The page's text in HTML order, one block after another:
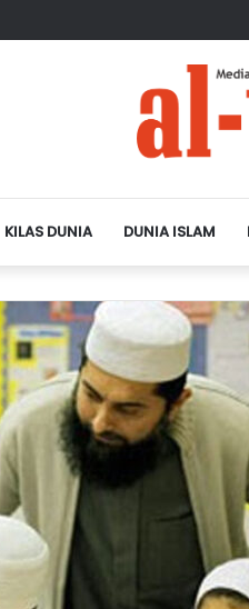
Masa Depan Dunia Islam
KILAS DUNIA DUNIA ISLAM